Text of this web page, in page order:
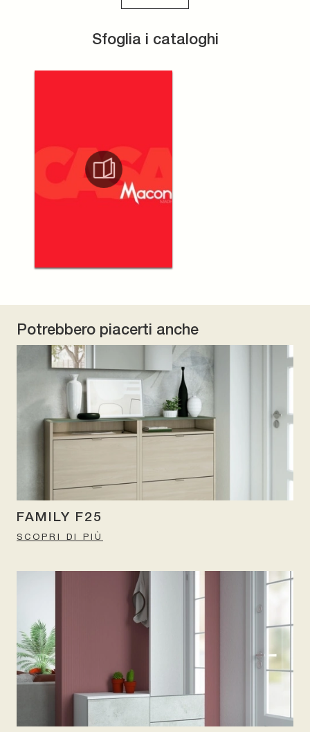
Sfoglia i cataloghi
Potrebbero piacerti anche
FAMILY F25
SCOPRI DI PIÙ